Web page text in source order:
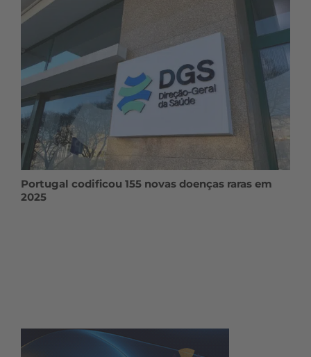
Portugal codificou 155 novas doenças raras em
2025